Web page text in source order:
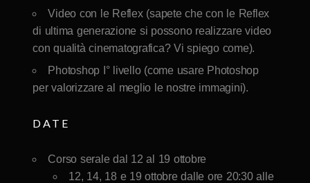
Video con le Reflex (sapete che con le Reflex
di ultima generazione si possono realizzare video
con qualità cinematografica? Vi spiego come).
Photoshop I° livello (come usare Photoshop
per valorizzare al meglio le nostre immagini).
DATE
Corso serale dal 12 al 19 ottobre
12, 14, 18 e 19 ottobre dalle ore 20:30 alle